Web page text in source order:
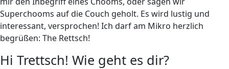
Superchooms auf die Couch geholt. Es wird lustig und
interessant, versprochen! Ich darf am Mikro herzlich
begrüßen: The Rettsch!
Hi Trettsch! Wie geht es dir?